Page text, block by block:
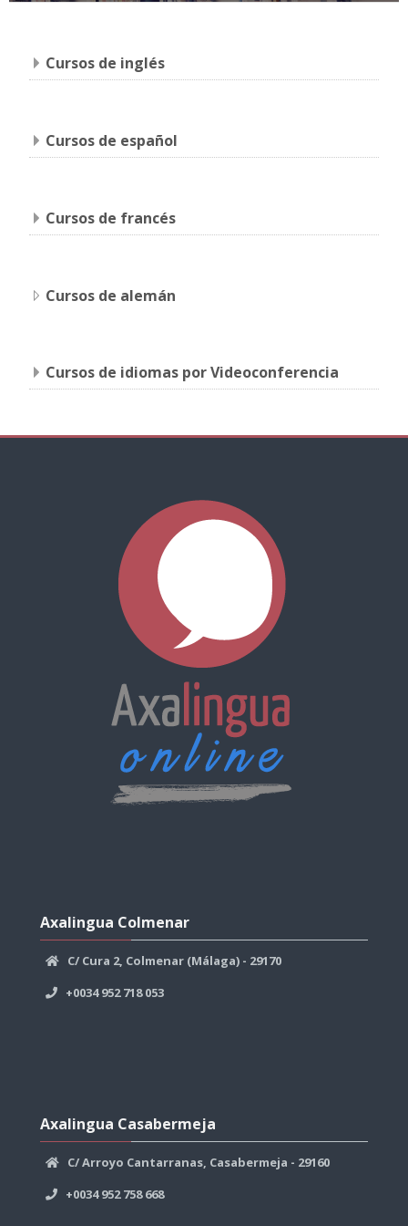
Cursos de inglés
Cursos de español
Cursos de francés
Cursos de alemán
Cursos de idiomas por Videoconferencia
Axalingua Colmenar
C/ Cura 2, Colmenar (Málaga) - 29170
+0034 952 718 053
Casabermeja
Axalingua Casabermeja
C/ Arroyo Cantarranas, Casabermeja - 29160
+0034 952 758 668